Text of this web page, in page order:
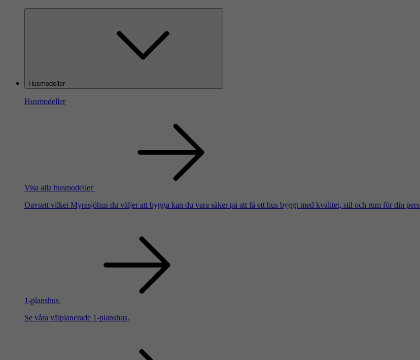
Husmodeller
Husmodeller
Visa alla husmodeller
Oavsett vilket Myresjöhus du väljer att bygga kan du vara säker på att få ett hus byggt med kvalitet, stil och rum för din
1-planshus
Se våra välplanerade 1-planshus.